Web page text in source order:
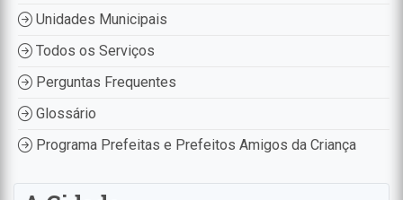
Unidades Municipais
Todos os Serviços
Perguntas Frequentes
Glossário
Programa Prefeitas e Prefeitos Amigos da Criança